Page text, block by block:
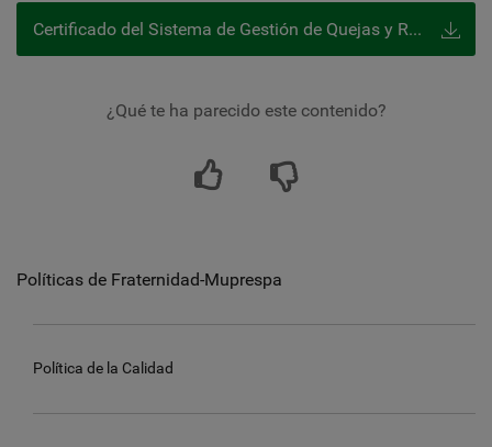
Certificado del Sistema de Gestión de Quejas y Reclamaciones ISO 10002.
¿Qué te ha parecido este contenido?
Políticas de Fraternidad-Muprespa
Política de la Calidad